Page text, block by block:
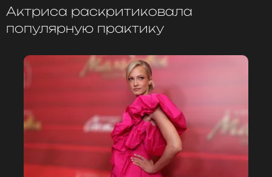
Актриса раскритиковала
популярную практику